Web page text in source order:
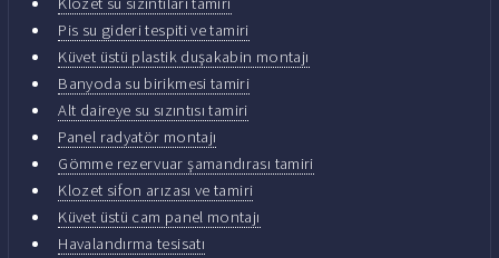
Pis su gideri tespiti ve tamiri
Küvet üstü plastik duşakabin montajı
Banyoda su birikmesi tamiri
Alt daireye su sızıntısı tamiri
Panel radyatör montajı
Gömme rezervuar şamandırası tamiri
Klozet sifon arızası ve tamiri
Küvet üstü cam panel montajı
Havalandırma tesisatı